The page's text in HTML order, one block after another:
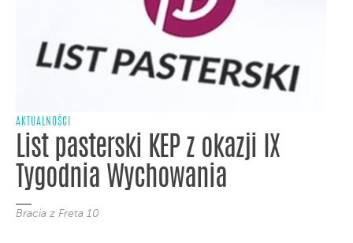
AKTUALNOŚCI
List pasterski KEP z okazji IX
Tygodnia Wychowania
Bracia z Freta 10